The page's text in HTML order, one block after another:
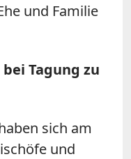
und Familie
Tagung zu
sich am
und